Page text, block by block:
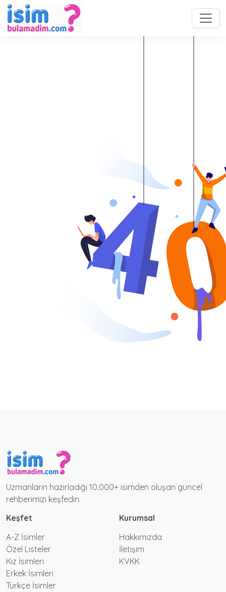
Uzmanların hazırladığı 10.000+ isimden oluşan güncel
rehberimizi keşfedin.
Keşfet
A-Z İsimler
Özel Listeler
Kız İsimleri
Erkek İsimleri
Türkçe İsimler
Kurumsal
Hakkımızda
İletişim
KVKK